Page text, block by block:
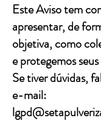
Este Aviso tem
apresentar, de
objetiva, como
e protegemos
Se tiver dúvidas,
e-mail: